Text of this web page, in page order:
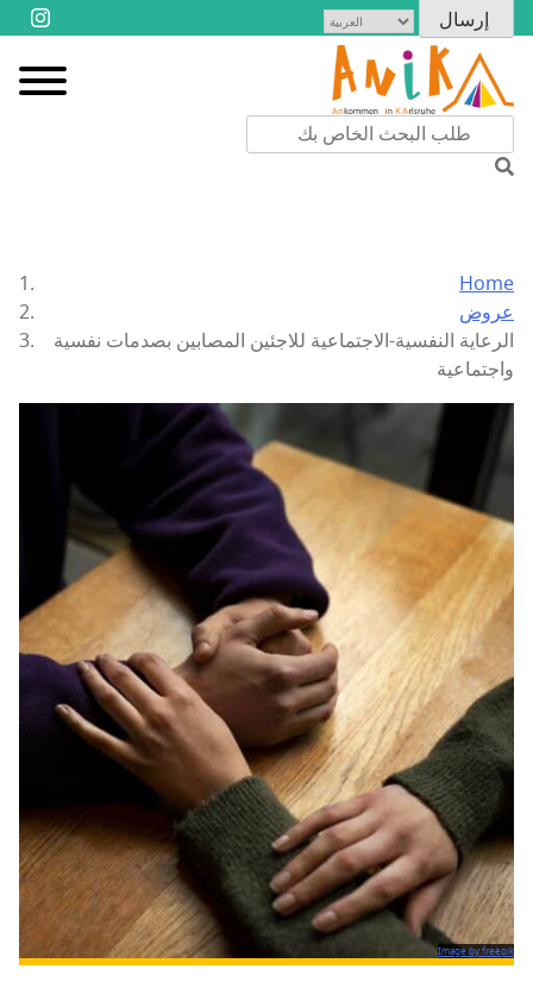
Home
عروض
الرعاية النفسية-الاجتماعية للاجئين المصابين بصدمات نفسية
واجتماعية
Image by freepik